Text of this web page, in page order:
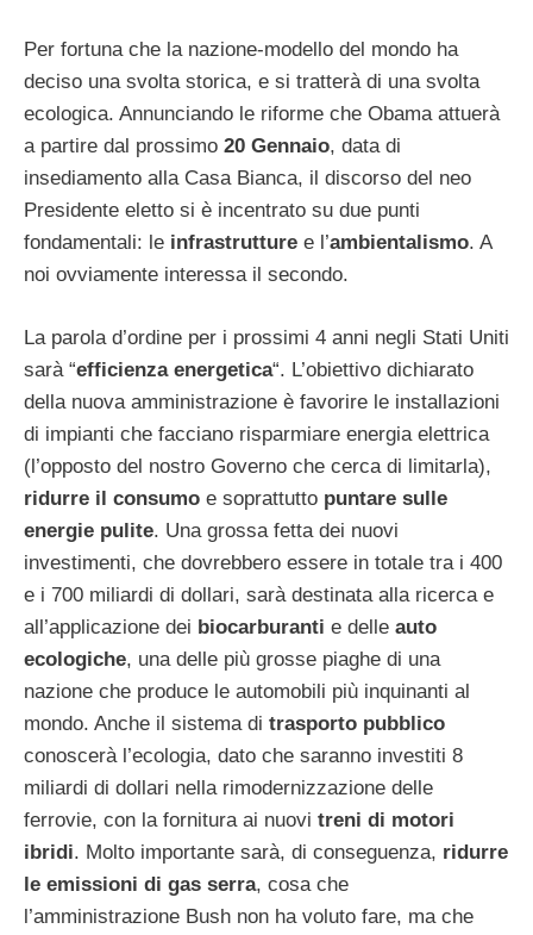
Per fortuna che la nazione-modello del mondo ha
deciso una svolta storica, e si tratterà di una svolta
ecologica. Annunciando le riforme che Obama attuerà
a partire dal prossimo 20 Gennaio, data di
insediamento alla Casa Bianca, il discorso del neo
Presidente eletto si è incentrato su due punti
fondamentali: le infrastrutture e l’ambientalismo. A
noi ovviamente interessa il secondo.
La parola d’ordine per i prossimi 4 anni negli Stati Uniti
sarà “efficienza energetica“. L’obiettivo dichiarato
della nuova amministrazione è favorire le installazioni
di impianti che facciano risparmiare energia elettrica
(l’opposto del nostro Governo che cerca di limitarla),
ridurre il consumo e soprattutto puntare sulle
energie pulite. Una grossa fetta dei nuovi
investimenti, che dovrebbero essere in totale tra i 400
e i 700 miliardi di dollari, sarà destinata alla ricerca e
all’applicazione dei biocarburanti e delle auto
ecologiche, una delle più grosse piaghe di una
nazione che produce le automobili più inquinanti al
mondo. Anche il sistema di trasporto pubblico
conoscerà l’ecologia, dato che saranno investiti 8
miliardi di dollari nella rimodernizzazione delle
ferrovie, con la fornitura ai nuovi treni di motori
ibridi. Molto importante sarà, di conseguenza, ridurre
le emissioni di gas serra, cosa che
l’amministrazione Bush non ha voluto fare, ma che